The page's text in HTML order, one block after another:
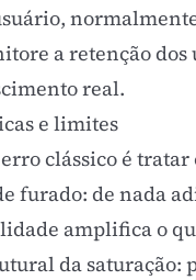
a retenção
real.
e limites
clássico é
furado: de nada
amplifica o
da saturação: